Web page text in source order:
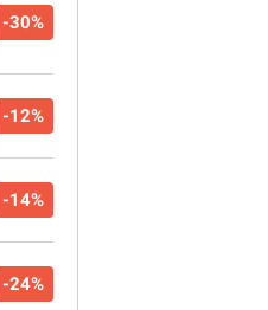
-30%
-12%
-14%
-24%